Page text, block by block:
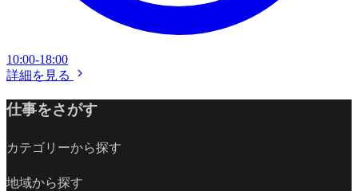
10:00-18:00
詳細を見る
仕事をさがす
カテゴリーから探す
地域から探す